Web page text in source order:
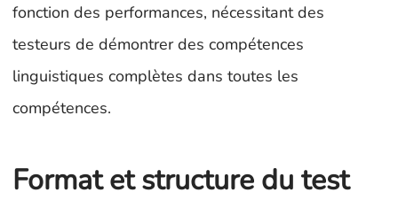
fonction des performances, nécessitant des
testeurs de démontrer des compétences
linguistiques complètes dans toutes les
compétences.
Format et structure du test